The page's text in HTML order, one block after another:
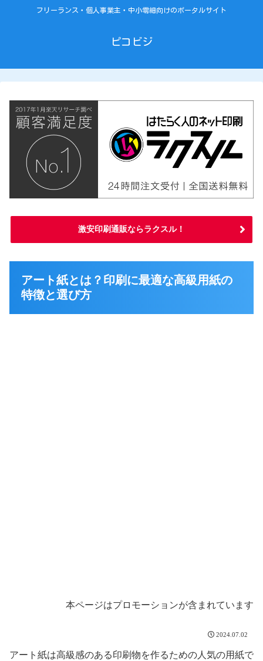
フリーランス・個人事業主・中小零細向けのポータルサイト
ピコビジ
激安印刷通販ならラクスル！
アート紙とは？印刷に最適な高級用紙の
特徴と選び方
本ページはプロモーションが含まれています
2024.07.02
アート紙は高級感のある印刷物を作るための人気の用紙で